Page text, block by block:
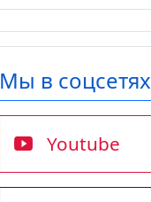
Мы в соцсетях
Youtube